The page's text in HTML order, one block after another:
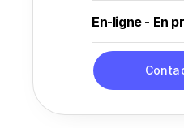
En-ligne - En